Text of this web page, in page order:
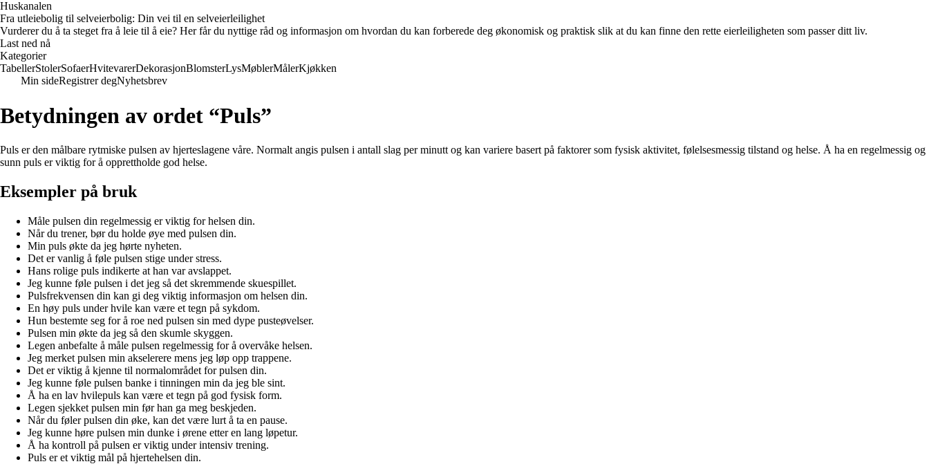
Huskanalen
Fra utleiebolig til selveierbolig: Din vei til en selveierleilighet
Vurderer du å ta steget fra å leie til å eie? Her får du nyttige råd og informasjon om hvordan du kan forberede deg økonomisk og praktisk slik at du kan finne den rette eierleiligheten som passer ditt liv.
Last ned nå
Kategorier
TabellerStolerSofaerHvitevarerDekorasjonBlomsterLysMøblerMålerKjøkken
Min sideRegistrer degNyhetsbrev
Betydningen av ordet “Puls”
Puls er den målbare rytmiske pulsen av hjerteslagene våre. Normalt angis pulsen i antall slag per minutt og kan variere basert på faktorer som fysisk aktivitet, følelsesmessig tilstand og helse. Å ha en regelmessig og
sunn puls er viktig for å opprettholde god helse.
Eksempler på bruk
Måle pulsen din regelmessig er viktig for helsen din.
Når du trener, bør du holde øye med pulsen din.
Min puls økte da jeg hørte nyheten.
Det er vanlig å føle pulsen stige under stress.
Hans rolige puls indikerte at han var avslappet.
Jeg kunne føle pulsen i det jeg så det skremmende skuespillet.
Pulsfrekvensen din kan gi deg viktig informasjon om helsen din.
En høy puls under hvile kan være et tegn på sykdom.
Hun bestemte seg for å roe ned pulsen sin med dype pusteøvelser.
Pulsen min økte da jeg så den skumle skyggen.
Legen anbefalte å måle pulsen regelmessig for å overvåke helsen.
Jeg merket pulsen min akselerere mens jeg løp opp trappene.
Det er viktig å kjenne til normalområdet for pulsen din.
Jeg kunne føle pulsen banke i tinningen min da jeg ble sint.
Å ha en lav hvilepuls kan være et tegn på god fysisk form.
Legen sjekket pulsen min før han ga meg beskjeden.
Når du føler pulsen din øke, kan det være lurt å ta en pause.
Jeg kunne høre pulsen min dunke i ørene etter en lang løpetur.
Å ha kontroll på pulsen er viktig under intensiv trening.
Puls er et viktig mål på hjertehelsen din.